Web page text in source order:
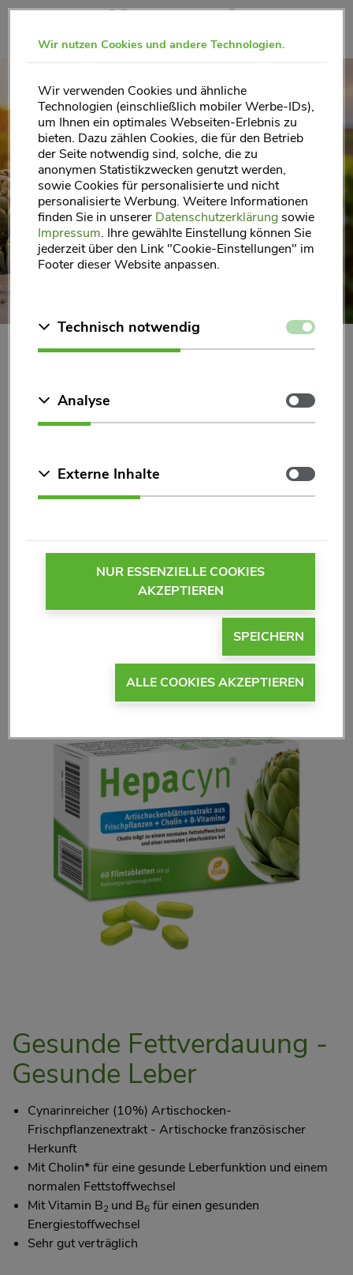
Direkt
Inhalt
AKTIVE
FETTVERDAUUNG
- GESUNDE LEBER
Hepacyn
Gesunde Fettverdauung -
Gesunde Leber
Cynarinreicher (10%) Artischocken-
Frischpflanzenextrakt - Artischocke französischer
Herkunft
Mit Cholin* für eine gesunde Leberfunktion und einem
normalen Fettstoffwechsel
Mit Vitamin B2 und B6 für einen gesunden
Energiestoffwechsel
Sehr gut verträglich
Wir nutzen Cookies und andere Technologien.
Wir verwenden Cookies und ähnliche
Technologien (einschließlich mobiler Werbe-IDs),
um Ihnen ein optimales Webseiten-Erlebnis zu
bieten. Dazu zählen Cookies, die für den Betrieb
der Seite notwendig sind, solche, die zu
anonymen Statistikzwecken genutzt werden,
sowie Cookies für personalisierte und nicht
personalisierte Werbung. Weitere Informationen
finden Sie in unserer Datenschutzerklärungsowie
Impressum. Ihre gewählte Einstellung können Sie
jederzeit über den Link "Cookie-Einstellungen" im
Footer dieser Website anpassen.
Technisch notwendig Zustimmen
Analyse Zustimmen
Externe Inhalte Zustimmen
NUR ESSENZIELLE COOKIES
AKZEPTIEREN
SPEICHERN
ALLE COOKIES AKZEPTIEREN